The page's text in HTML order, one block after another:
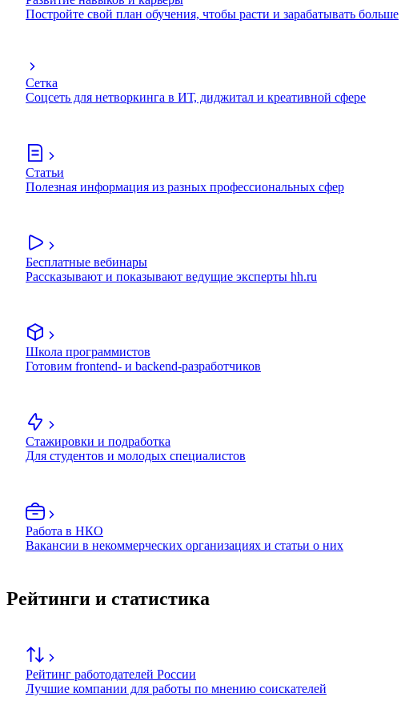
Постройте свой план обучения, чтобы расти и зарабатывать больше
Сетка
Соцсеть для нетворкинга в ИТ, диджитал и креативной сфере
Статьи
Полезная информация из разных профессиональных сфер
Бесплатные вебинары
Рассказывают и показывают ведущие эксперты hh.ru
Школа программистов
Готовим frontend- и backend-разработчиков
Стажировки и подработка
Для студентов и молодых специалистов
Работа в НКО
Вакансии в некоммерческих организациях и статьи о них
Рейтинги и статистика
Рейтинг работодателей России
Лучшие компании для работы по мнению соискателей